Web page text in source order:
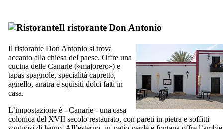
Il ristorante Don Antonio
Il ristorante Don Antonio si trova
accanto alla chiesa del paese. Offre una
cucina delle Canarie («majorero») e
tapas spagnole, specialità capretto,
agnello, anatra e squisiti dolci fatti in
casa.
L’impostazione è - Canarie - una casa
colonica del XVII secolo restaurato, con pareti in pietra e soffitti